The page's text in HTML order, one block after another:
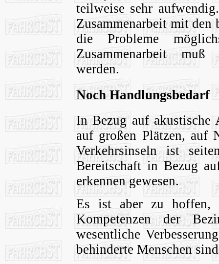
teilweise sehr
Zusammenarbeit mit den
die Probleme
Zusammenarbeit muß
werden.
Noch Handlungsbedarf
In Bezug auf akustische
auf großen Plätzen, auf
Verkehrsinseln ist
Bereitschaft in Bezug
erkennen gewesen.
Es ist aber zu hoffen,
Kompetenzen der
wesentliche
behinderte Menschen